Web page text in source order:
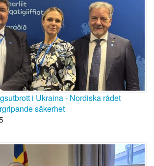
i Ukraina - Nordiska rådet
säkerhet